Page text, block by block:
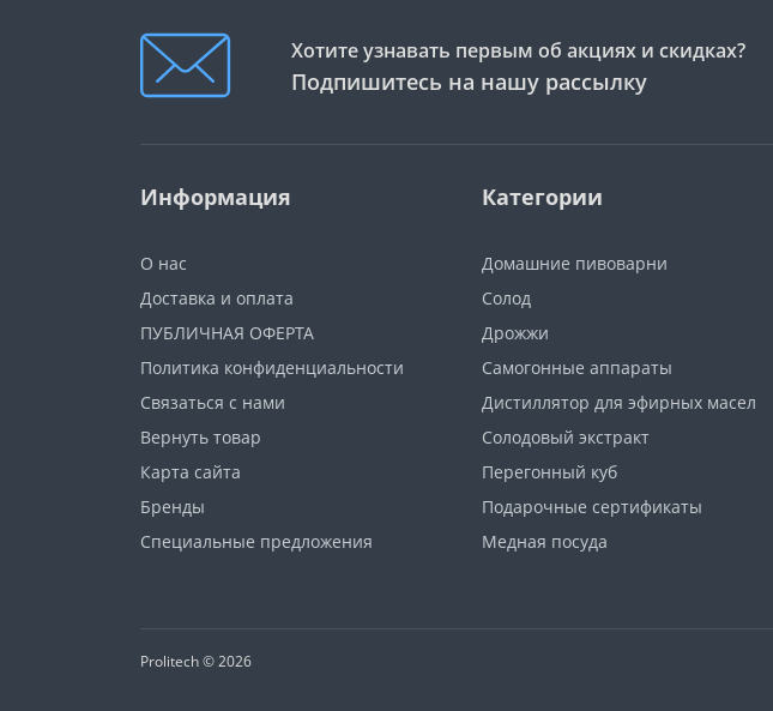
Хотите узнавать первым об акциях и скидках?
Подпишитесь на нашу рассылку
Информация
О нас
Доставка и оплата
ПУБЛИЧНАЯ ОФЕРТА
Политика конфиденциальности
Связаться с нами
Вернуть товар
Карта сайта
Бренды
Специальные предложения
Категории
Домашние пивоварни
Солод
Дрожжи
Самогонные аппараты
Дистиллятор для эфирных масел
Солодовый экстракт
Перегонный куб
Подарочные сертификаты
Медная посуда
Prolitech © 2026